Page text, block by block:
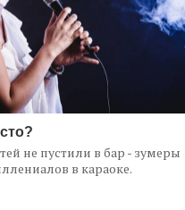
не пустили в бар - зумеры
в караоке.